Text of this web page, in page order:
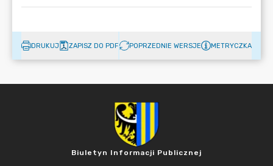
DRUKUJ ZAPISZ DO PDF POPRZEDNIE WERSJE METRYCZKA
Biuletyn Informacji Publicznej